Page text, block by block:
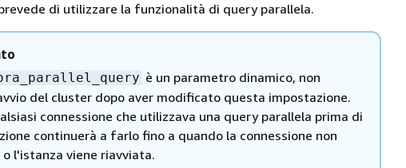
di utilizzare la funzionalità di query parallela.
è un parametro dinamico, non
del cluster dopo aver modificato questa impostazione.
connessione che utilizzava una query parallela prima di
continuerà a farlo fino a quando la connessione non
o l'istanza viene riavviata.